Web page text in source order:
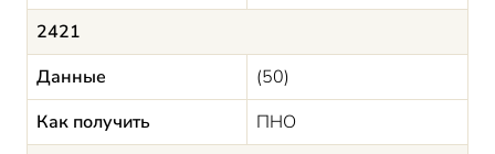
2421
Данные
(50)
Как получить
ПНО